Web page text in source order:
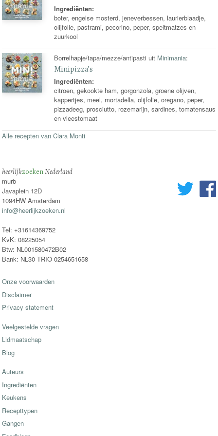
Ingrediënten:
boter, engelse mosterd, jeneverbessen, laurierblaadje,
olijfolie, pastrami, pecorino, peper, speltmatzes en
zuurkool
Borrelhapje/tapa/mezze/antipasti uit Minimania:
Minipizza’s
Ingrediënten:
citroen, gekookte ham, gorgonzola, groene olijven,
kappertjes, meel, mortadella, olijfolie, oregano, peper,
pizzadeeg, prosciutto, rozemarijn, sardines, tomatensaus
en vleestomaat
Alle recepten van Clara Monti
heerlijkzoekenNederland
murb
Javaplein 12D
1094HW Amsterdam
info@heerlijkzoeken.nl
Tel: +31614369752
KvK: 08225054
Btw: NL001580472B02
Bank: NL30 TRIO 0254651658
Onze voorwaarden
Disclaimer
Privacy statement
Veelgestelde vragen
Lidmaatschap
Blog
Auteurs
Ingrediënten
Keukens
Recepttypen
Gangen